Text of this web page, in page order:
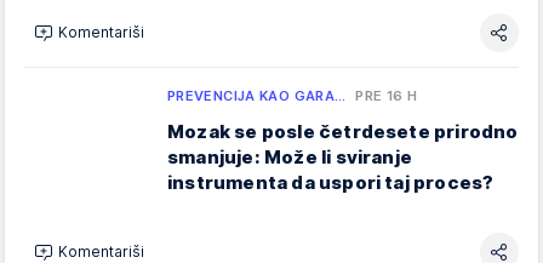
Komentariši
PREVENCIJA KAO GARA… PRE 16 H
Mozak se posle četrdesete prirodno
smanjuje: Može li sviranje
instrumenta da uspori taj proces?
Komentariši